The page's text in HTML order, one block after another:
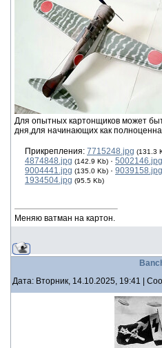
Для опытных картонщиков может
дня,для начинающих как
Прикрепления: 7715248.jpg (131.3
4874848.jpg (142.9 Kb) · 5002146.jpg
9004441.jpg (135.0 Kb) · 9039158.jpg
1934504.jpg (95.5 Kb)
Меняю ватман на картон.
Дата: Вторник, 14.10.2025, 19:41 |